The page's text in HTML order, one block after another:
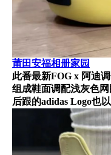
莆田安福相册家园
此番最新FOG x 阿迪
组成鞋面调配浅灰色
后跟的adidas Logo也